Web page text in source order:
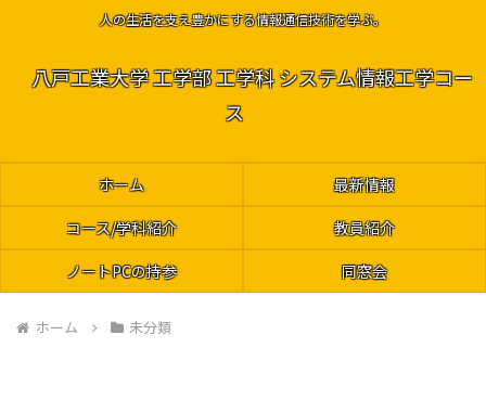
人の生活を支え豊かにする情報通信技術を学ぶ。
八戸工業大学 工学部 工学科 システム情報工学コー
ス
ホーム
最新情報
コース/学科紹介
教員紹介
ノートPCの持参
同窓会
ホーム 未分類